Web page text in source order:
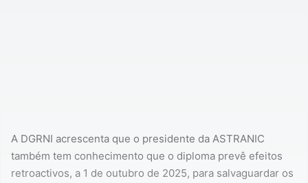
A DGRNI acrescenta que o presidente da ASTRANIC
também tem conhecimento que o diploma prevê efeitos
retroactivos, a 1 de outubro de 2025, para salvaguardar os